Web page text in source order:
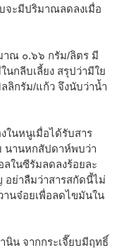
จะมีปริมาณลดลงเมื่อ
าณ ๐.๖๖ กรัม/ลิตร มี
กลีบเลี้ยง สรุปว่ามีใย
กรัม/แก้ว จึงนับว่าน้ำ
ในหนูเมื่อได้รับสาร
นานหกสัปดาห์พบว่า
ลในซีรัมลดลงร้อยละ
ย่าลืมว่าสารสกัดนี้ไม่
านจ๋อยเพื่อลดไขมันใน
นิน จากกระเจี๊ยบมีฤทธิ์